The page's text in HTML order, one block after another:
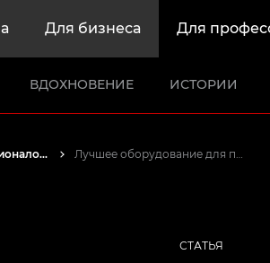
Для бизнеса Для
ВДОХНОВЕНИЕ ИСТОРИИ
Истории от профессионалов: вдохновляющие идеи для печати, а также фото- и видеосъемки Лучшее оборудование для предметной фотосъемки
СТАТЬЯ